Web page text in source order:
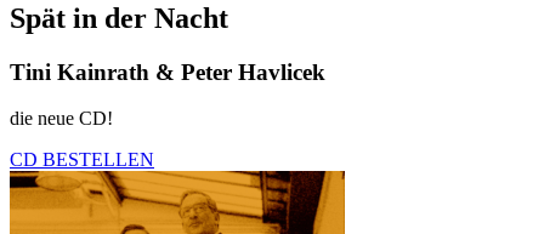
Spät in der Nacht
Tini Kainrath & Peter Havlicek
die neue CD!
CD BESTELLEN